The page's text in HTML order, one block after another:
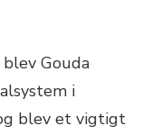
Gouda
i
blev et vigtigt